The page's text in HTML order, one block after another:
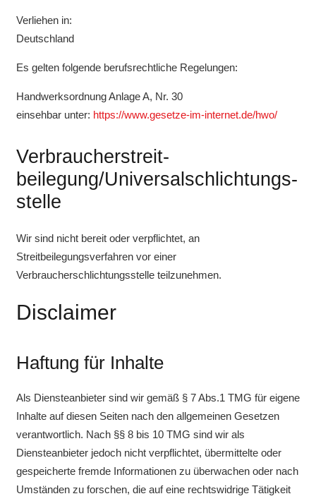
Verliehen in:
Deutschland
Es gelten folgende berufsrechtliche Regelungen:
Handwerksordnung Anlage A, Nr. 30
einsehbar unter: https://www.gesetze-im-internet.de/hwo/
Verbraucher­streit­
beilegung/Universal­schlichtungs­
stelle
Wir sind nicht bereit oder verpflichtet, an
Streitbeilegungsverfahren vor einer
Verbraucherschlichtungsstelle teilzunehmen.
Disclaimer
Haftung für Inhalte
Als Diensteanbieter sind wir gemäß § 7 Abs.1 TMG für eigene
Inhalte auf diesen Seiten nach den allgemeinen Gesetzen
verantwortlich. Nach §§ 8 bis 10 TMG sind wir als
Diensteanbieter jedoch nicht verpflichtet, übermittelte oder
gespeicherte fremde Informationen zu überwachen oder nach
Umständen zu forschen, die auf eine rechtswidrige Tätigkeit